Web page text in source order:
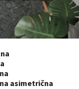
asimetrična